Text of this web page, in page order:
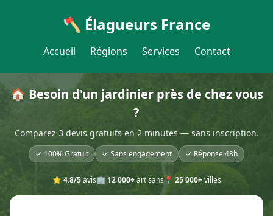
🪓 Élagueurs France
Accueil Régions Services Contact
🏠 Besoin d'un jardinier près de chez vous
?
Comparez 3 devis gratuits en 2 minutes — sans inscription.
✓ 100% Gratuit ✓ Sans engagement ✓ Réponse 48h
⭐ 4.8/5avis🏢 12 000+artisans📍 25 000+villes